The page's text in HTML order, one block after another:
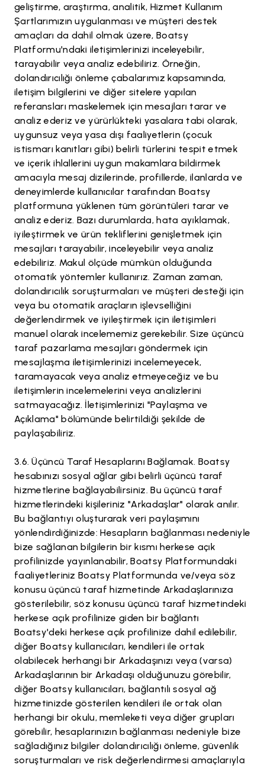
geliştirme, araştırma, analitik, Hizmet Kullanım
Şartlarımızın uygulanması ve müşteri destek
amaçları da dahil olmak üzere, Boatsy
Platformu'ndaki iletişimlerinizi inceleyebilir,
tarayabilir veya analiz edebiliriz. Örneğin,
dolandırıcılığı önleme çabalarımız kapsamında,
iletişim bilgilerini ve diğer sitelere yapılan
referansları maskelemek için mesajları tarar ve
analiz ederiz ve yürürlükteki yasalara tabi olarak,
uygunsuz veya yasa dışı faaliyetlerin (çocuk
istismarı kanıtları gibi) belirli türlerini tespit etmek
ve içerik ihlallerini uygun makamlara bildirmek
amacıyla mesaj dizilerinde, profillerde, ilanlarda ve
deneyimlerde kullanıcılar tarafından Boatsy
platformuna yüklenen tüm görüntüleri tarar ve
analiz ederiz. Bazı durumlarda, hata ayıklamak,
iyileştirmek ve ürün tekliflerini genişletmek için
mesajları tarayabilir, inceleyebilir veya analiz
edebiliriz. Makul ölçüde mümkün olduğunda
otomatik yöntemler kullanırız. Zaman zaman,
dolandırıcılık soruşturmaları ve müşteri desteği için
veya bu otomatik araçların işlevselliğini
değerlendirmek ve iyileştirmek için iletişimleri
manuel olarak incelememiz gerekebilir. Size üçüncü
taraf pazarlama mesajları göndermek için
mesajlaşma iletişimlerinizi incelemeyecek,
taramayacak veya analiz etmeyeceğiz ve bu
iletişimlerin incelemelerini veya analizlerini
satmayacağız. İletişimlerinizi "Paylaşma ve
Açıklama" bölümünde belirtildiği şekilde de
paylaşabiliriz.
Üçüncü Taraf Hesaplarını Bağlamak. Boatsy
hesabınızı sosyal ağlar gibi belirli üçüncü taraf
hizmetlerine bağlayabilirsiniz. Bu üçüncü taraf
hizmetlerindeki kişileriniz "Arkadaşlar" olarak anılır.
Bu bağlantıyı oluşturarak veri paylaşımını
yönlendirdiğinizde: Hesapların bağlanması nedeniyle
bize sağlanan bilgilerin bir kısmı herkese açık
profilinizde yayınlanabilir, Boatsy Platformundaki
faaliyetleriniz Boatsy Platformunda ve/veya söz
konusu üçüncü taraf hizmetinde Arkadaşlarınıza
gösterilebilir, söz konusu üçüncü taraf hizmetindeki
herkese açık profilinize giden bir bağlantı
Boatsy'deki herkese açık profilinize dahil edilebilir,
diğer Boatsy kullanıcıları, kendileri ile ortak
olabilecek herhangi bir Arkadaşınızı veya (varsa)
Arkadaşlarının bir Arkadaşı olduğunuzu görebilir,
diğer Boatsy kullanıcıları, bağlantılı sosyal ağ
hizmetinizde gösterilen kendileri ile ortak olan
herhangi bir okulu, memleketi veya diğer grupları
görebilir, hesaplarınızın bağlanması nedeniyle bize
sağladığınız bilgiler dolandırıcılığı önleme, güvenlik
soruşturmaları ve risk değerlendirmesi amaçlarıyla